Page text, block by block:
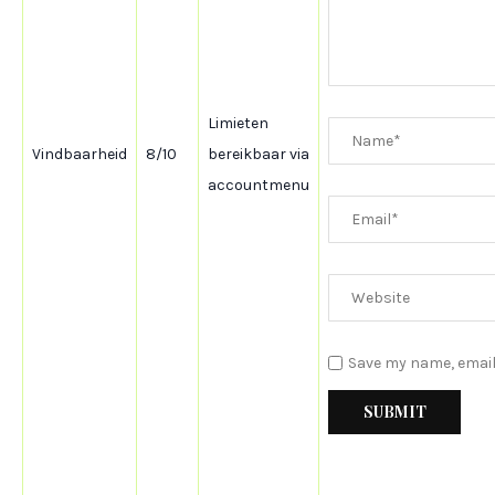
Vindbaarheid 8/10
Limieten
bereikbaar via
accountmenu
Save my name,